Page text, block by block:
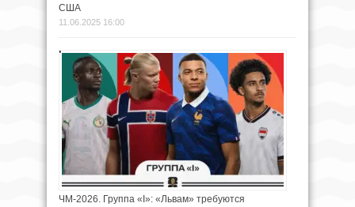
США
11.06.2025 16:00
ЧМ-2026. Группа «I»: «Львам» требуются